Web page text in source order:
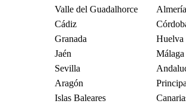
Valle del Guadalhorce
Almería
Cádiz
Granada
Huelva
Jaén
Málaga
Sevilla
Aragón
Islas Baleares